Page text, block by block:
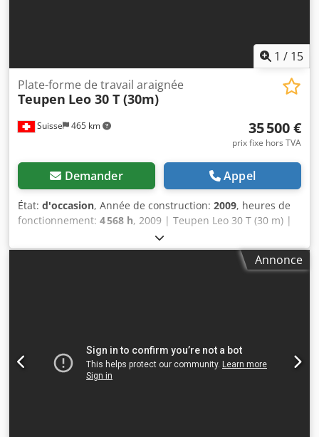
1 / 15
Suisse 465 km
Plate-forme de travail araignée
Teupen Leo 30 T (30m)
35 500 €
prix fixe hors TVA
Demander Appel
État: d'occasion, Année de construction: 2009, heures de
fonctionnement: 4 568 h, 2009 | Teupen Leo 30 T (30 m) |
Nacelle araignée d'occasion | 4 568 heures 📍 Localisation
: Suisse 🚛 Livraison possible à votre adresse – Utilisez
notre calculateur d’expédition pour estimer les frais de
points à améliorer ℹ️, 0 dépenses ⚠️ 📌 Commentaire de
l’inspecteur : État général bon 📄 Souhaitez-vous consulter
le rapport d’inspection complet, des photos
Annonce